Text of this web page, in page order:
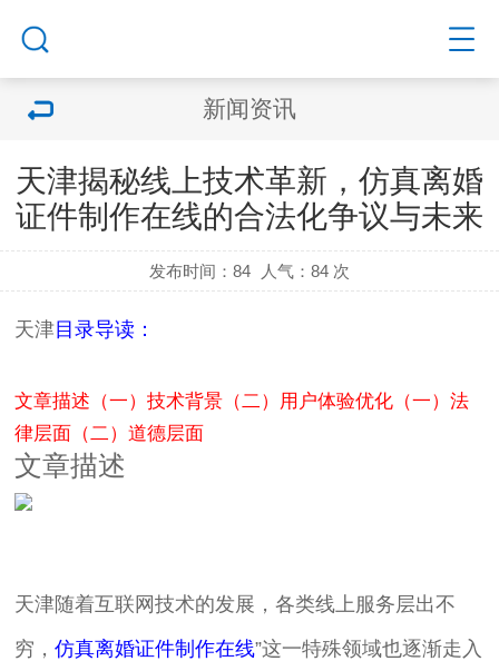
新闻资讯
天津揭秘线上技术革新，仿真离婚
证件制作在线的合法化争议与未来
发布时间：84 人气： 84 次
天津目录导读：
文章描述 （一）技术背景 （二）用户体验优化 （一）法
律层面 （二）道德层面
文章描述
天津随着互联网技术的发展，各类线上服务层出不
穷，仿真离婚证件制作在线”这一特殊领域也逐渐走入